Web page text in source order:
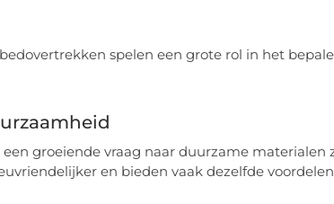
spelen een grote rol in het
een groeiende vraag naar duurzame
en bieden vaak dezelfde